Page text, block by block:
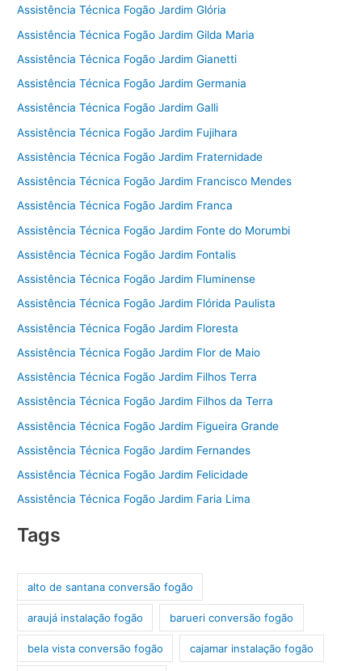
Assistência Técnica Fogão Jardim Glória
Assistência Técnica Fogão Jardim Gilda Maria
Assistência Técnica Fogão Jardim Gianetti
Assistência Técnica Fogão Jardim Germania
Assistência Técnica Fogão Jardim Galli
Assistência Técnica Fogão Jardim Fujihara
Assistência Técnica Fogão Jardim Fraternidade
Assistência Técnica Fogão Jardim Francisco Mendes
Assistência Técnica Fogão Jardim Franca
Assistência Técnica Fogão Jardim Fonte do Morumbi
Assistência Técnica Fogão Jardim Fontalis
Assistência Técnica Fogão Jardim Fluminense
Assistência Técnica Fogão Jardim Flórida Paulista
Assistência Técnica Fogão Jardim Floresta
Assistência Técnica Fogão Jardim Flor de Maio
Assistência Técnica Fogão Jardim Filhos Terra
Assistência Técnica Fogão Jardim Filhos da Terra
Assistência Técnica Fogão Jardim Figueira Grande
Assistência Técnica Fogão Jardim Fernandes
Assistência Técnica Fogão Jardim Felicidade
Assistência Técnica Fogão Jardim Faria Lima
Tags
alto de santana conversão fogão
araujá instalação fogão barueri conversão fogão
bela vista conversão fogão cajamar instalação fogão